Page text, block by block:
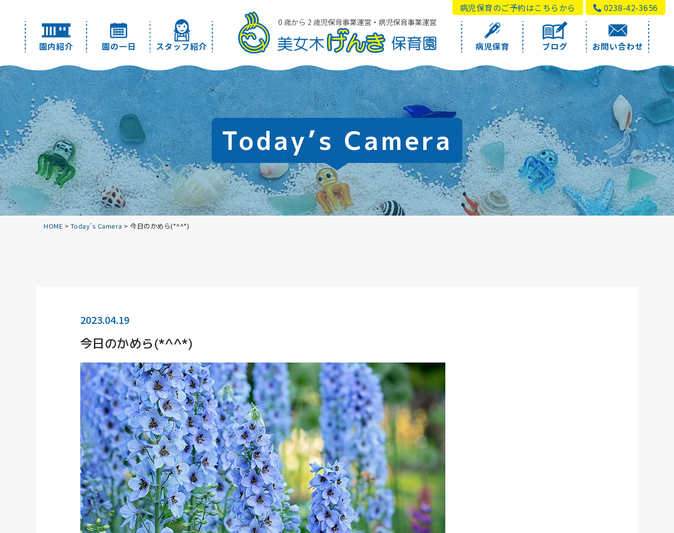
園内紹介 園の一日 スタッフ紹介 病児保育 ブログ お問い合わせ
病児保育のご予約はこちらから 0238-42-3656
Today’s Camera
HOME > Today’s Camera > 今日のかめら(*^^*)
2023.04.19
今日のかめら(*^^*)